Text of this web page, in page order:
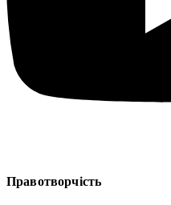
Правотворчість